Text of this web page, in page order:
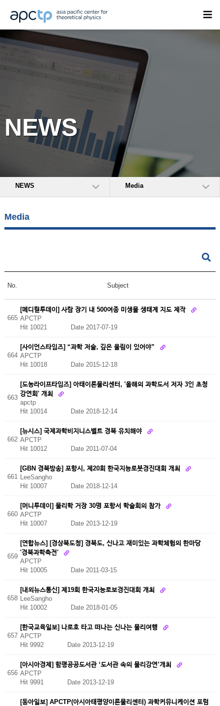
NEWS
NEWS Media
Media
No. Subject
665
[메디컬투데이] 사람 장기 내 500여종 미생물 생태계 지도 제작
APCTP
Hit 10021
Date 2017-07-19
664
[사이언스타임즈] “과학 저술, 깊은 울림이 있어야”
APCTP
Hit 10018
Date 2015-12-18
663
[도농라이프타임즈] 아태이론물리센터, '올해의 과학도서 저자 3인 초청
강연회' 개최
apctp
Hit 10014 Date 2018-12-14
662
[뉴시스] 국제과학비지니스벨트 경북 유치해야
APCTP
Hit 10012
Date 2011-07-04
661
[GBN 경북방송] 포항시, 제20회 한국지능로봇경진대회 개최
LeeSangho
Hit 10007
Date 2018-12-14
660
[머니투데이] 물리학 거장 30명 포항서 학술회의 참가
APCTP
Hit 10007
Date 2013-12-19
659
[연합뉴스] [경상북도청] 경북도, 신나고 재미있는 과학체험의 한마당
'경북과학축전'
APCTP
Hit 10005 Date 2011-03-15
658
[내외뉴스통신] 제19회 한국지능로보경진대회 개최
LeeSangho
Hit 10002
Date 2018-01-05
657
[한국교육일보] 나로호 타고 떠나는 신나는 물리여행
APCTP
Hit 9992
Date 2013-12-19
656
[아시아경제] 함평공공도서관 ‘도서관 속의 물리강연’개최
APCTP
Hit 9991
Date 2013-12-19
[동아일보] APCTP(아시아태평양이론물리센터) 과학커뮤니케이션 포럼